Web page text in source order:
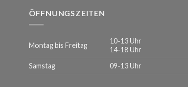
ÖFFNUNGSZEITEN
Montag bis Freitag
10-13 Uhr
14-18 Uhr
Samstag
09-13 Uhr